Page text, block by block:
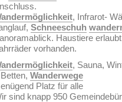
, Infrarot-
Schneeschuh
Haustiere
vorhanden.
, Sauna,
Wanderwege
Platz für alle
sind knapp 950